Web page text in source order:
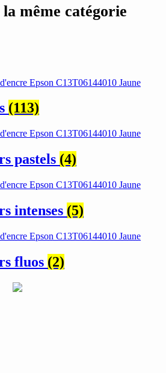
même catégorie
(113)
pastels (4)
intenses (5)
fluos (2)